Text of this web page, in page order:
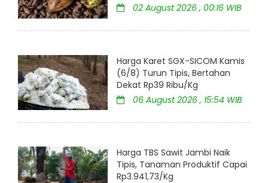
02 August 2026 , 00:16 WIB
Harga Karet SGX-SICOM Kamis
(6/8) Turun Tipis, Bertahan
Dekat Rp39 Ribu/Kg
06 August 2026 , 15:54 WIB
Harga TBS Sawit Jambi Naik
Tipis, Tanaman Produktif Capai
Rp3.941,73/Kg